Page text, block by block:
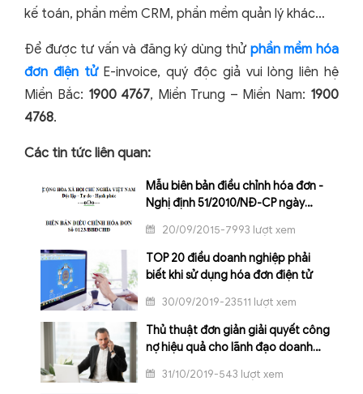
kế toán, phần mềm CRM, phần mềm quản lý khác…
Để được tư vấn và đăng ký dùng thử phần mềm hóa
đơn điện tửE-invoice, quý độc giả vui lòng liên hệ
Miền Bắc: 1900 4767, Miền Trung – Miền Nam: 1900
4768.
Các tin tức liên quan:
Mẫu biên bản điều chỉnh hóa đơn -
Nghị định 51/2010/NĐ-CP ngày
20/09/2015-7993 lượt xem
TOP 20 điều doanh nghiệp phải
biết khi sử dụng hóa đơn điện tử
30/09/2019-23511 lượt xem
Thủ thuật đơn giản giải quyết công
nợ hiệu quả cho lãnh đạo doanh
31/10/2019-543 lượt xem